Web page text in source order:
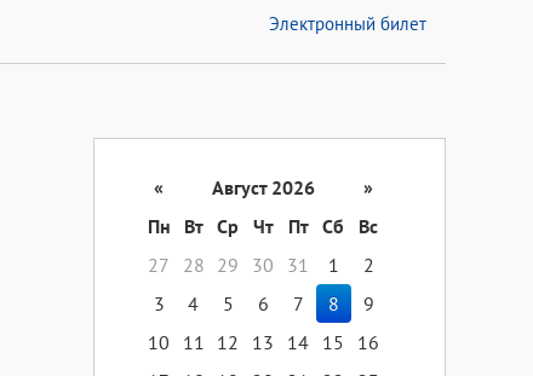
Электронный билет
« Август 2026
»
Пн
Вт Ср Чт Пт Сб
Вс
27
28 29 30 31 1
2
3
4 5 6 7 8
9
10
11 12 13 14 15
16